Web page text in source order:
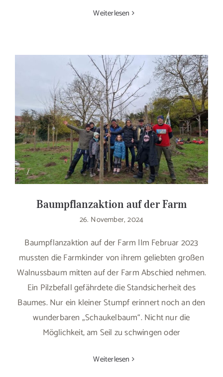
Weiterlesen
Baumpflanzaktion auf der Farm
26. November, 2024
Baumpflanzaktion auf der Farm |Im Februar 2023
mussten die Farmkinder von ihrem geliebten großen
Walnussbaum mitten auf der Farm Abschied nehmen.
Ein Pilzbefall gefährdete die Standsicherheit des
Baumes. Nur ein kleiner Stumpf erinnert noch an den
wunderbaren „Schaukelbaum“. Nicht nur die
Möglichkeit, am Seil zu schwingen oder
Weiterlesen